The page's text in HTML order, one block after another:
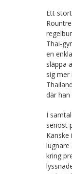
Ett
Thai-
en
släppa
sig mer
där
I
seriöst
kring